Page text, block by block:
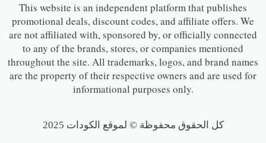
This website is an independent platform that publishes
promotional deals, discount codes, and affiliate offers. We
are not affiliated with, sponsored by, or officially connected
to any of the brands, stores, or companies mentioned
throughout the site. All trademarks, logos, and brand names
are the property of their respective owners and are used for
informational purposes only.
كل الحقوق محفوظة © لموقع الكودات 2025